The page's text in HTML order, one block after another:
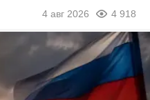
4 авг 2026 4 918